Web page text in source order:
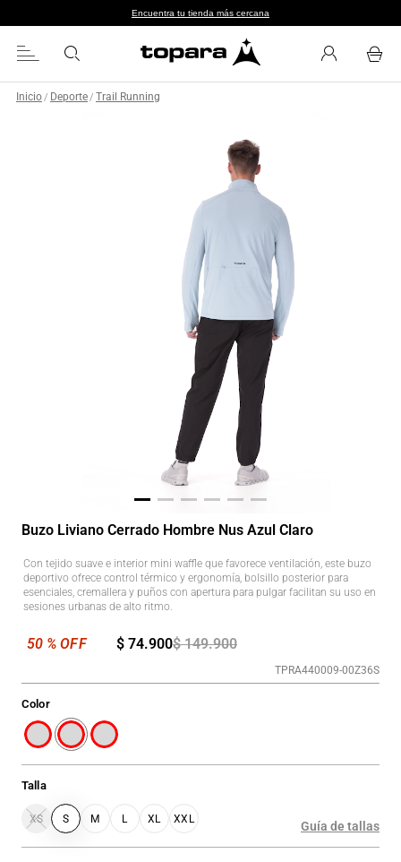
Encuentra tu tienda más cercana
Inicio / Deporte / Trail Running
Buzo Liviano Cerrado Hombre Nus Azul Claro
Con tejido suave e interior mini waffle que favorece ventilación, este buzo
deportivo ofrece control térmico y ergonomía, bolsillo posterior para
esenciales, cremallera y puños con apertura para pulgar facilitan su uso en
sesiones urbanas de alto ritmo.
$ 149.900
$ 74.900
TPRA440009-00Z36S
Talla
XS S M L XL XXL
Color
Guía de tallas